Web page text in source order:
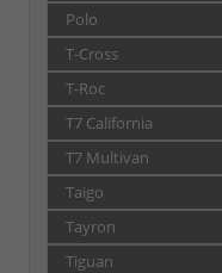
Polo
T-Cross
T-Roc
T7 California
T7 Multivan
Taigo
Tayron
Tiguan